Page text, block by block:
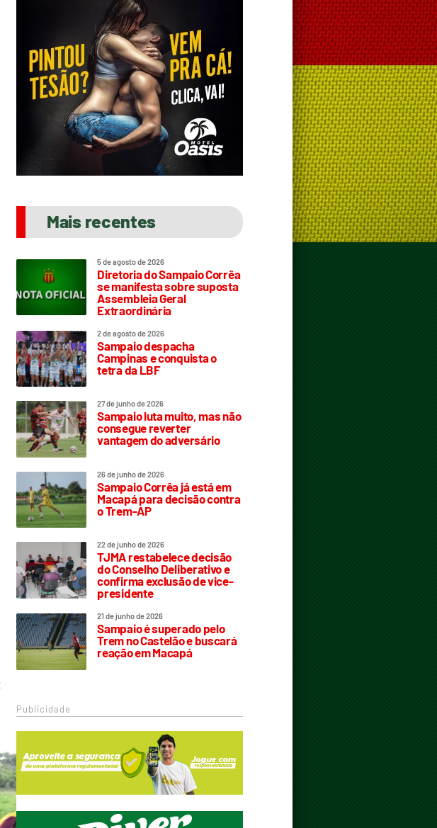
Mais recentes
5 de agosto de 2026
Diretoria do Sampaio Corrêa
se manifesta sobre suposta
Assembleia Geral
Extraordinária
2 de agosto de 2026
Sampaio despacha
Campinas e conquista o
tetra da LBF
27 de junho de 2026
Sampaio luta muito, mas não
consegue reverter
vantagem do adversário
26 de junho de 2026
Sampaio Corrêa já está em
Macapá para decisão contra
o Trem-AP
22 de junho de 2026
TJMA restabelece decisão
do Conselho Deliberativo e
confirma exclusão de vice-
presidente
21 de junho de 2026
Sampaio é superado pelo
Trem no Castelão e buscará
reação em Macapá
Publicidade